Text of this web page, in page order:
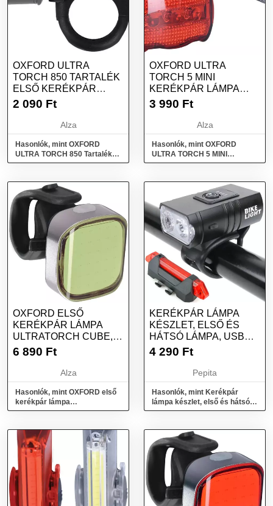
OXFORD ULTRA
TORCH 850 TARTALÉK
ELSŐ KERÉKPÁR
LÁMPA BILINCS
2 090 Ft
Alza
Hasonlók, mint OXFORD
ULTRA TORCH 850 Tartalék
első kerékpár lámpa bilincs
OXFORD ULTRA
TORCH 5 MINI
KERÉKPÁR LÁMPA
SZETT
3 990 Ft
Alza
Hasonlók, mint OXFORD
ULTRA TORCH 5 MINI
Kerékpár lámpa szett
OXFORD ELSŐ
KERÉKPÁR LÁMPA
ULTRATORCH CUBE,
(LED, FÉNYÁRAM
6 890 Ft
Alza
Hasonlók, mint OXFORD első
kerékpár lámpa
ULTRATORCH CUBE, (LED,
KERÉKPÁR LÁMPA
KÉSZLET, ELSŐ ÉS
HÁTSÓ LÁMPA, USB
TÖLTÉS, FEKETE
4 290 Ft
Pepita
Hasonlók, mint Kerékpár
lámpa készlet, első és hátsó
lámpa, USB töltés, fekete